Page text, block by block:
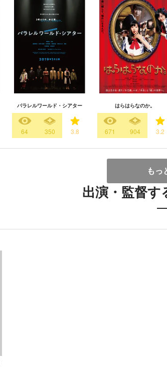
パラレルワールド・シアター
64 350 3.8
はらはらなのか。
671 904 3.2
もっ
出演・監督す